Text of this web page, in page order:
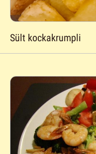
Sült kockakrumpli